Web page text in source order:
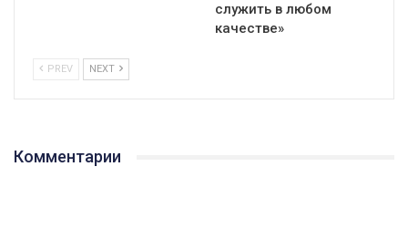
служить в любом
качестве»
PREV NEXT
Комментарии